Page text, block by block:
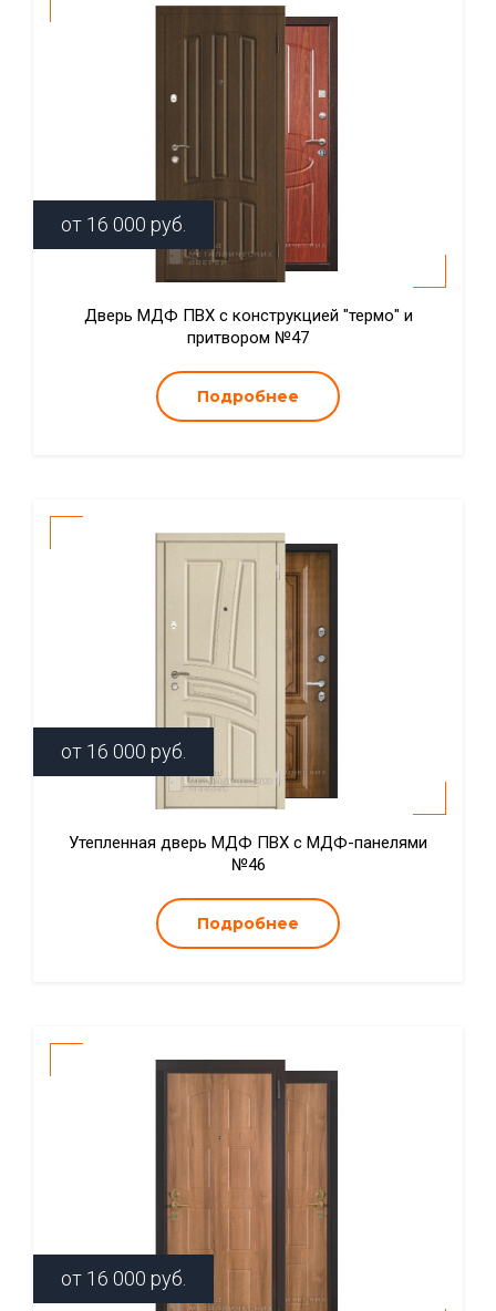
от 16 000 руб.
Дверь МДФ ПВХ с конструкцией "термо" и
притвором №47
Подробнее
от 16 000 руб.
Утепленная дверь МДФ ПВХ с МДФ-панелями
№46
Подробнее
от 16 000 руб.